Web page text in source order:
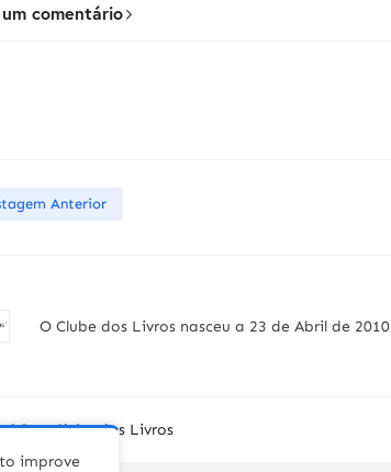
comentário
Anterior
O Clube dos Livros nasceu a 23 de Abril de 2010
By -Clube dos Livros
improve